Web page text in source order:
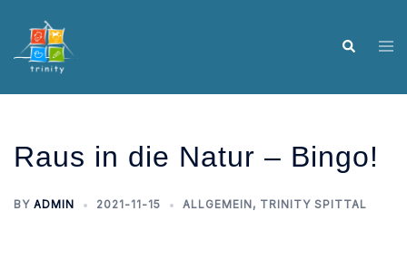
Raus in die Natur – Bingo!
BY ADMIN 2021-11-15 ALLGEMEIN, TRINITY SPITTAL